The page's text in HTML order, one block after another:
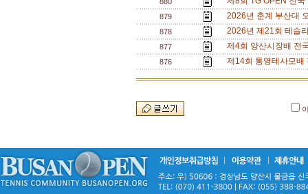
879 2026년 춘계 부산대
878 2026년 제21회 테슬
877 제4회 양산시장배 전
876 제14회 통영테사모